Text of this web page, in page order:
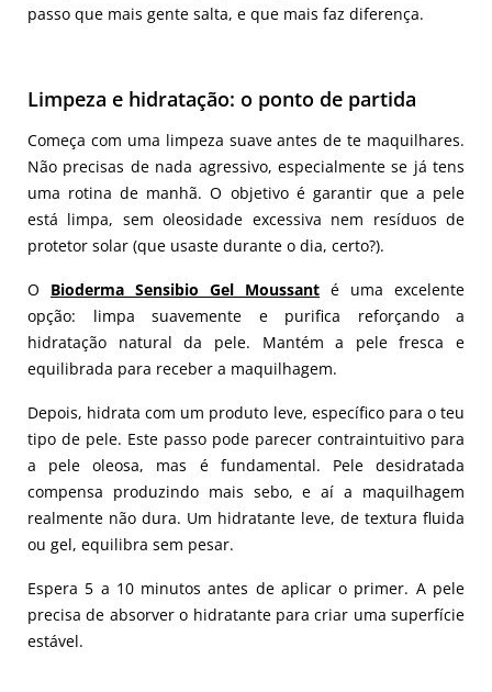
passo que mais gente salta, e que mais faz diferença.
Limpeza e hidratação: o ponto de partida
Começa com uma limpeza suave antes de te maquilhares.
Não precisas de nada agressivo, especialmente se já tens
uma rotina de manhã. O objetivo é garantir que a pele
está limpa, sem oleosidade excessiva nem resíduos de
protetor solar (que usaste durante o dia, certo?).
O Bioderma Sensibio Gel Moussant é uma excelente
opção: limpa suavemente e purifica reforçando a
hidratação natural da pele. Mantém a pele fresca e
equilibrada para receber a maquilhagem.
Depois, hidrata com um produto leve, específico para o teu
tipo de pele. Este passo pode parecer contraintuitivo para
a pele oleosa, mas é fundamental. Pele desidratada
compensa produzindo mais sebo, e aí a maquilhagem
realmente não dura. Um hidratante leve, de textura fluida
ou gel, equilibra sem pesar.
Espera 5 a 10 minutos antes de aplicar o primer. A pele
precisa de absorver o hidratante para criar uma superfície
estável.